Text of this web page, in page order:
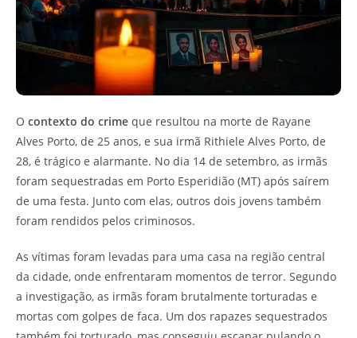
O contexto do crime que resultou na morte de Rayane
Alves Porto, de 25 anos, e sua irmã Rithiele Alves Porto, de
28, é trágico e alarmante. No dia 14 de setembro, as irmãs
foram sequestradas em Porto Esperidião (MT) após saírem
de uma festa. Junto com elas, outros dois jovens também
foram rendidos pelos criminosos.
As vítimas foram levadas para uma casa na região central
da cidade, onde enfrentaram momentos de terror. Segundo
a investigação, as irmãs foram brutalmente torturadas e
mortas com golpes de faca. Um dos rapazes sequestrados